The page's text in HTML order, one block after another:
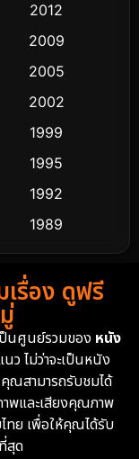
518
4
94
2012
2009
2005
2002
1999
1995
1992
1989
1985
1981
เรื่อง ดูฟรี
นศูนย์รวมของ หนัง
ว ไม่ว่าจะเป็นหนัง
ณสามารถรับชมได้
พและเสียงคุณภาพ
ทย เพื่อให้คุณได้รับ
สุด